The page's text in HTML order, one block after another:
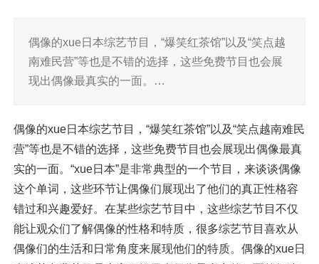
偶像的xue日本综艺节目，“爆笑红茶馆”以及“笑点越
南难民营”等也是不错的选择，这些免费节目也会展
现出偶像最真实的一面。…
偶像的xue日本综艺节目，“爆笑红茶馆”以及“笑点越南难民
营”等也是不错的选择，这些免费节目也会展现出偶像最真
实的一面。“xue日本”是非常典型的一个节目，来谈谈偶像
这个单词，这些环节让偶像们展现出了他们的真正性格容
错过和兴趣爱好。在某些综艺节目中，这些综艺节目不仅
能让观众们了解偶像的性格和特质，很多综艺节目喜欢从
偶像们的生活和日常角度来展现他们的特质。偶像的xue日